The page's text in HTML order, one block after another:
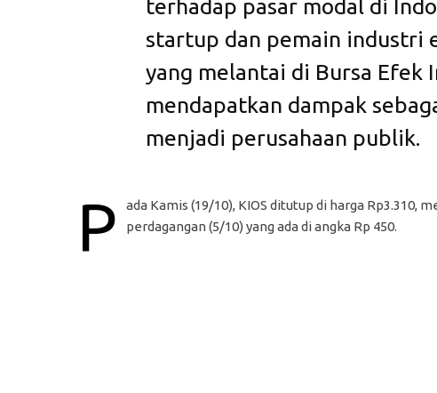
terhadap pasar modal di
startup dan pemain industri
yang melantai di Bursa Efek
mendapatkan dampak
menjadi perusahaan publik.
P
ada Kamis (19/10), KIOS ditutup di harga
perdagangan (5/10) yang ada di angka Rp 450.